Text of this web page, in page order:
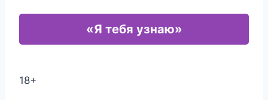
«Я тебя узнаю»
18+